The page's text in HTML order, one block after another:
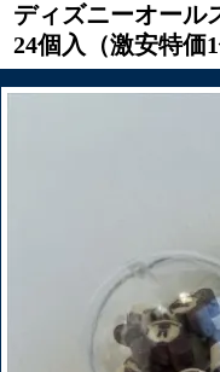
ディズニーオール
24個入（激安特価1